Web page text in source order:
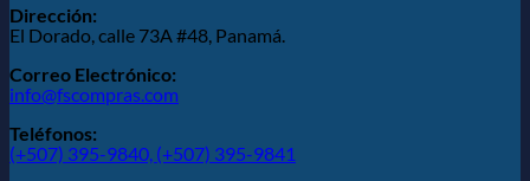
Dirección:
El Dorado, calle 73A #48, Panamá.
Correo Electrónico:
info@fscompras.com
Teléfonos:
(+507) 395-9840, (+507) 395-9841